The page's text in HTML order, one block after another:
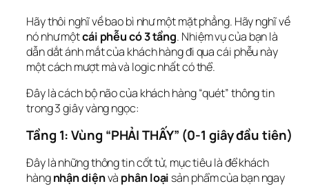
Hãy thôi nghĩ về bao bì như một mặt phẳng. Hãy nghĩ về
nó như một cái phễu có 3 tầng. Nhiệm vụ của bạn là
dẫn dắt ánh mắt của khách hàng đi qua cái phễu này
một cách mượt mà và logic nhất có thể.
Đây là cách bộ não của khách hàng “quét” thông tin
trong 3 giây vàng ngọc:
Tầng 1: Vùng “PHẢI THẤY” (0-1 giây đầu tiên)
Đây là những thông tin cốt tử, mục tiêu là để khách
hàng nhận diện và phân loại sản phẩm của bạn ngay